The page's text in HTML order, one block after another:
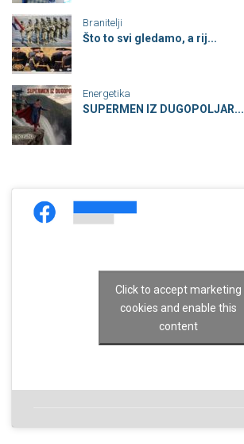
Branitelji
Što to svi gledamo, a rij...
Energetika
SUPERMEN IZ DUGOPOLJAR...
Click to accept marketing
cookies and enable this
content